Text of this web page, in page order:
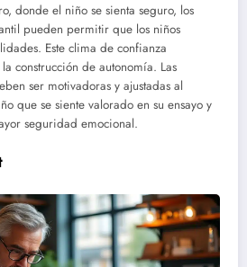
donde el niño se sienta seguro, los
pueden permitir que los niños
Este clima de confianza
construcción de autonomía. Las
ser motivadoras y ajustadas al
que se siente valorado en su ensayo y
seguridad emocional.